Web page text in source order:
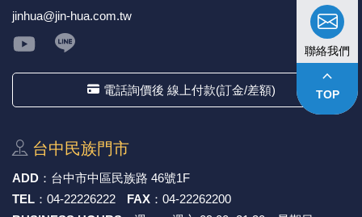
聯絡我們
keyboard_arrow_up
TOP
jinhua@jin-hua.com.tw
電話詢價後 線上付款(訂金/差額)
台中⺠族⾨市
ADD ： 台中市中區⺠族路 46號1F
TEL ： 04-22226222 FAX ： 04-22262200